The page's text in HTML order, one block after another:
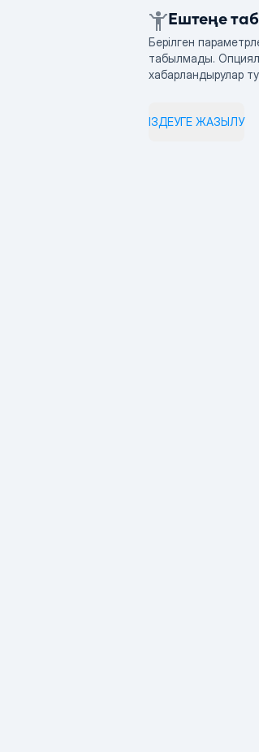
Ештеңе
Берілген
табылмады.
хабарландырулар
ІЗДЕУГЕ ЖАЗЫЛУ